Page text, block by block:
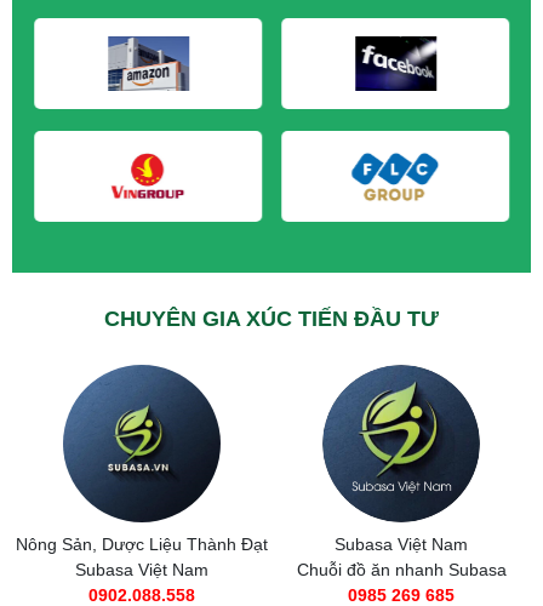
M&A CẦN MUA tại Hưng Yên
M&A CẦN MUA tại Quảng Ninh
CHUYÊN GIA XÚC TIẾN ĐẦU TƯ
Nông Sản, Dược Liệu Thành Đạt
Subasa Việt Nam
0902.088.558
Subasa Việt Nam
Chuỗi đồ ăn nhanh Subasa
0985 269 685